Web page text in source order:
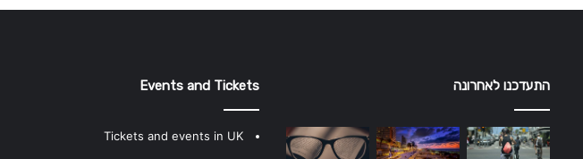
התעדכנו לאחרונה Events and Tickets
Tickets and events in UK